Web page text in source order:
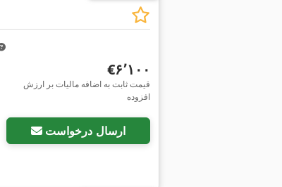
‎€۶٬۱۰۰
قیمت ثابت به اضافه مالیات بر ارزش
افزوده
ارسال درخواست